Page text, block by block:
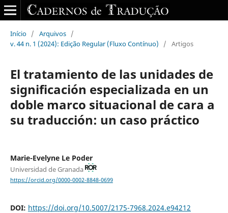
Início / Arquivos /
v. 44 n. 1 (2024): Edição Regular (Fluxo Contínuo)
/ Artigos
El tratamiento de las unidades de
significación especializada en un
doble marco situacional de cara a
su traducción: un caso práctico
Marie-Evelyne Le Poder
Universidad de Granada
https://orcid.org/0000-0002-8848-0699
DOI: https://doi.org/10.5007/2175-7968.2024.e94212